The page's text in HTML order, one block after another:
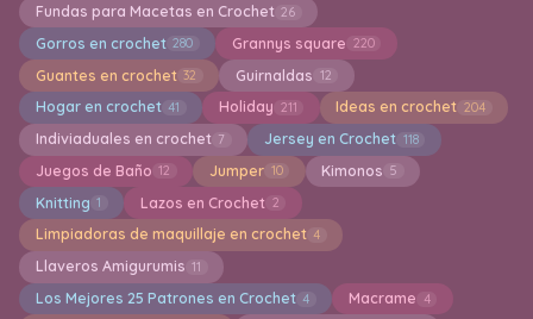
Fundas para Macetas en Crochet 26
Gorros en crochet 280 Grannys square 220
Guantes en crochet 32 Guirnaldas 12
Hogar en crochet 41 Holiday 211 Ideas en crochet 204
Indiviaduales en crochet 7 Jersey en Crochet 118
Juegos de Baño 12 Jumper 10 Kimonos 5
Knitting 1 Lazos en Crochet 2
Limpiadoras de maquillaje en crochet 4
Llaveros Amigurumis 11
Los Mejores 25 Patrones en Crochet 4 Macrame 4